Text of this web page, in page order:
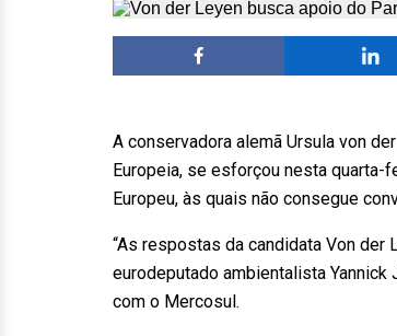
A conservadora alemã Ursula von
Europeia, se esforçou nesta quarta-
Europeu, às quais não consegue
“As respostas da candidata Von der
eurodeputado ambientalista
com o Mercosul.